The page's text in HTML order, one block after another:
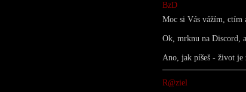
BzD
Moc si Vás vážím, ctím
Ok, mrknu na Discord,
Ano, jak píšeš - život je
R@ziel